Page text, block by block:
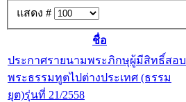
แสดง #
ชื่อ
ประกาศรายนามพระภิกษุผู้มีสิทธิ์สอบ
พระธรรมทูตไปต่างประเทศ (ธรรม
ยุต)รุ่นที่ 21/2558